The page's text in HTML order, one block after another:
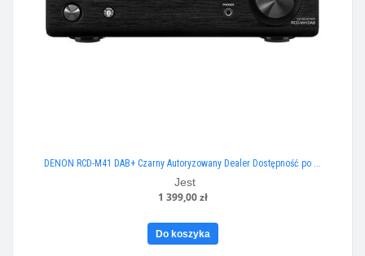
DENON RCD-M41 DAB+ Czarny Autoryzowany Dealer Dostępność po ...
Jest
1 399,00 zł
Do koszyka